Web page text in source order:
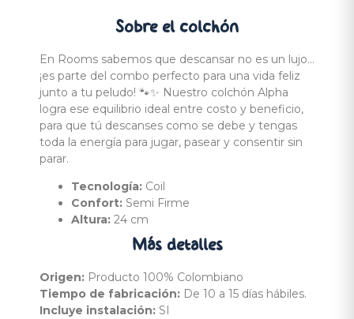
Sobre el colchón
En Rooms sabemos que descansar no es un lujo…
¡es parte del combo perfecto para una vida feliz
junto a tu peludo! 🐾✨ Nuestro colchón Alpha
logra ese equilibrio ideal entre costo y beneficio,
para que tú descanses como se debe y tengas
toda la energía para jugar, pasear y consentir sin
parar.
Tecnología: Coil
Confort: Semi Firme
Altura: 24 cm
Más detalles
Origen: Producto 100% Colombiano
Tiempo de fabricación: De 10 a 15 días hábiles.
Incluye instalación: SI